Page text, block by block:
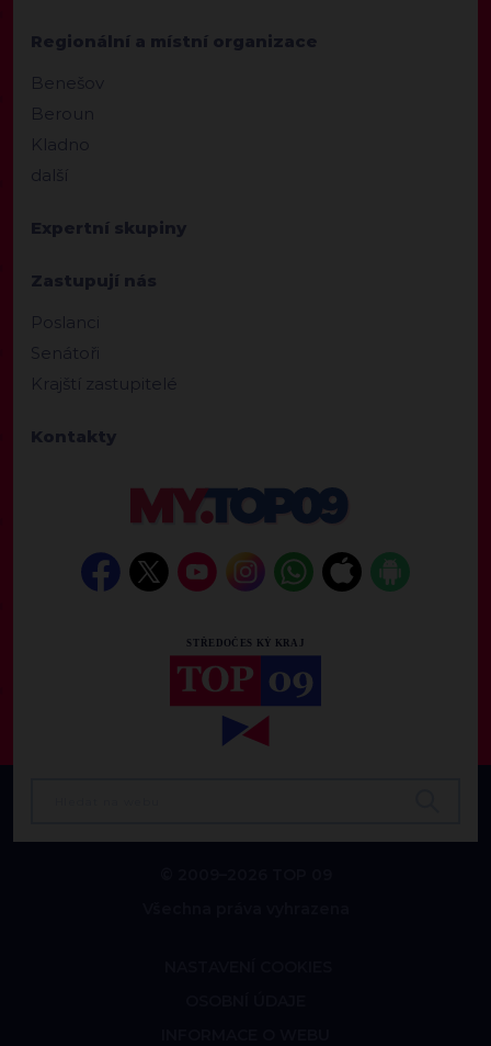
Regionální a místní organizace
Benešov
Beroun
Kladno
další
Expertní skupiny
Zastupují nás
Poslanci
Senátoři
Krajští zastupitelé
Kontakty